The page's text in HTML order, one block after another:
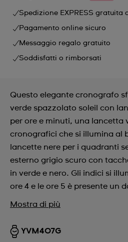
Spedizione EXPRESS gratuita
Pagamento online sicuro
Messaggio regalo gratuito
Soddisfatti o rimborsati
Questo elegante cronografo
verde spazzolato soleil con
per ore e minuti, una lancetta
cronografici che si illumina al
lancette nere per i quadranti
esterno grigio scuro con
in verde e nero. Gli indici si
ore 4 e le ore 5 è presente un
Mostra di più
YVM407G